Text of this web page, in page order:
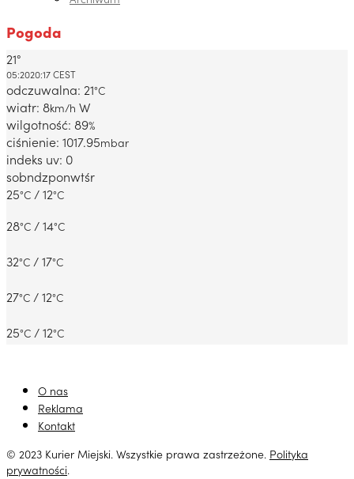
Pogoda
Dabrowa Gornicza, PL
21°
05:2020:17 CEST
odczuwalna: 21°C
wiatr: 8km/h W
wilgotność: 89%
ciśnienie: 1017.95mbar
indeks uv: 0
sobndzponwtśr
25°C / 12°C
28°C / 14°C
32°C / 17°C
27°C / 12°C
25°C / 12°C
O nas
Reklama
Kontakt
© 2023 Kurier Miejski. Wszystkie prawa zastrzeżone. Polityka
prywatności.